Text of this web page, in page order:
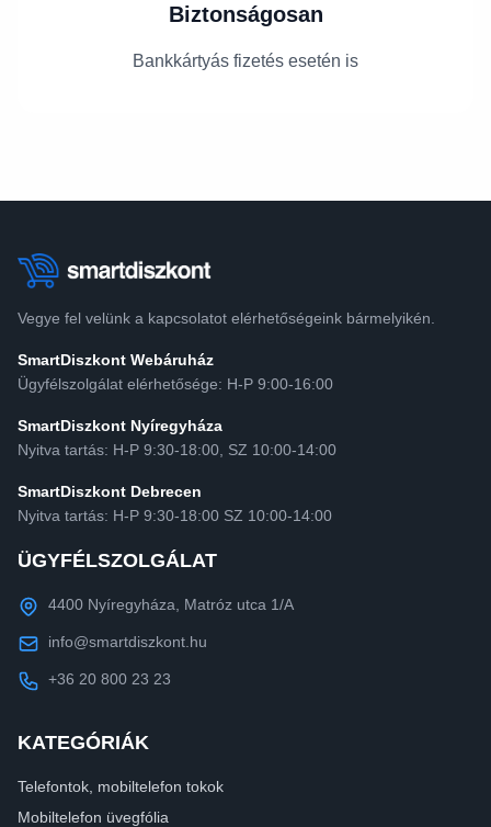
Biztonságosan
Bankkártyás fizetés esetén is
Vegye fel velünk a kapcsolatot elérhetőségeink bármelyikén.
SmartDiszkont Webáruház
Ügyfélszolgálat elérhetősége: H-P 9:00-16:00
SmartDiszkont Nyíregyháza
Nyitva tartás: H-P 9:30-18:00, SZ 10:00-14:00
SmartDiszkont Debrecen
Nyitva tartás: H-P 9:30-18:00 SZ 10:00-14:00
ÜGYFÉLSZOLGÁLAT
4400 Nyíregyháza, Matróz utca 1/A
info@smartdiszkont.hu
+36 20 800 23 23
KATEGÓRIÁK
Telefontok, mobiltelefon tokok
Mobiltelefon üvegfólia